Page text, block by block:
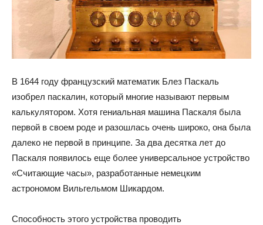
В 1644 году французский математик Блез Паскаль
изобрел паскалин, который многие называют первым
калькулятором. Хотя гениальная машина Паскаля была
первой в своем роде и разошлась очень широко, она была
далеко не первой в принципе. За два десятка лет до
Паскаля появилось еще более универсальное устройство
«Считающие часы», разработанные немецким
астрономом Вильгельмом Шикардом.
Способность этого устройства проводить